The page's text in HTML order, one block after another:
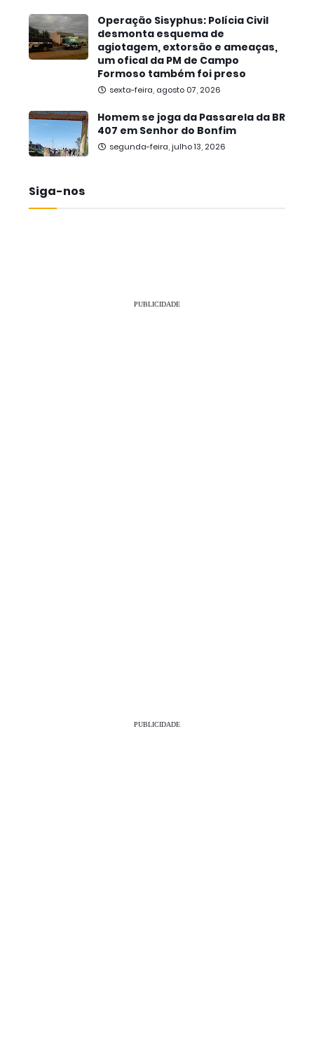
Operação Sisyphus: Polícia Civil
desmonta esquema de
agiotagem, extorsão e ameaças,
um ofical da PM de Campo
Formoso também foi preso
sexta-feira, agosto 07, 2026
Homem se joga da Passarela da BR
407 em Senhor do Bonfim
segunda-feira, julho 13, 2026
Siga-nos
PUBLICIDADE
PUBLICIDADE